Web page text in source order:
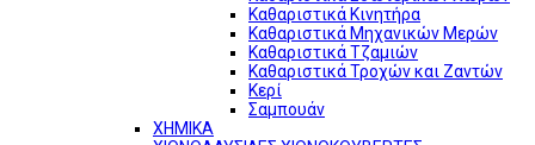
Καθαριστικά Κινητήρα
Καθαριστικά Μηχανικών Μερών
Καθαριστικά Τζαμιών
Καθαριστικά Τροχών και Ζαντών
Κερί
Σαμπουάν
ΧΗΜΙΚΑ